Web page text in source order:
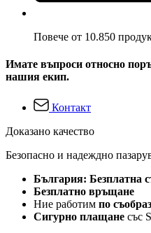
Повече от 10.850
Имате въпроси относно
нашия екип.
Контакт
Доказано качество
Безопасно и надеждно
България: Безплатна
Безплатно връщане
Ние работим по
Сигурно плащане със